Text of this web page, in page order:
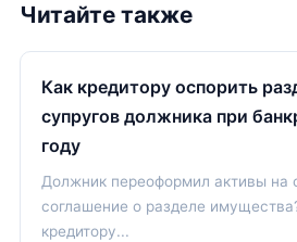
Читайте также
Как кредитору оспорить
супругов должника при
году
Должник переоформил активы на
соглашение о разделе
кредитору...